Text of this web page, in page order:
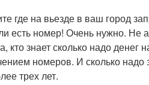
где на вьезде в ваш город
есть номер! Очень нужно. Не
кто знает сколько надо
номеров. И сколько надо
трех лет.